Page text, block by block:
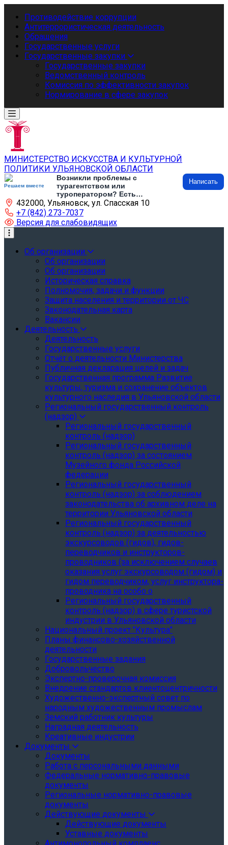
Противодействие коррупции
Антитеррористическая деятельность
Обращения
Государственные услуги
Государственные закупки
Государственные закупки
Ведомственный контроль
Комиссия по эффективности закупок
Нормирование в сфере закупок
МИНИСТЕРСТВО ИСКУССТВА И КУЛЬТУРНОЙ
ПОЛИТИКИ УЛЬЯНОВСКОЙ ОБЛАСТИ
Решаем вместе
Возникли проблемы с
турагентством или
туроператором? Есть
предложения по развитию
туризма и туристической
инфраструктуры? Напишите об
этом
Написать
432000, Ульяновск, ул. Спасская 10
+7 (842) 273-7037
Версия для слабовидящих
Об организации
Об организации
Об организации
Историческая справка
Полномочия, задачи и функции
Защита населения и территории от ЧС
Законодательная карта
Вакансии
Деятельность
Деятельность
Государственные услуги
Отчёт о деятельности Министерства
Публичная декларация целей и задач
Государственная программа Развитие
культуры, туризма и сохранение объектов
культурного наследия в Ульяновской области
Региональный государственный контроль
(надзор)
Региональный государственный
контроль (надзор)
Региональный государственный
контроль (надзор) за состоянием
Музейного фонда Российской
федерации
Региональный государственный
контроль (надзор) за соблюдением
законодательства об архивном деле на
территории Ульяновской области
Региональный государственный
контроль (надзор) за деятельностью
экскурсоводов (гидов), гидов-
переводчиков и инструкторов-
проводников (за исключением случаев
оказания услуг экскурсоводом (гидом) и
гидом переводчиком, услуг инструктора-
проводника на особо о
Региональный государственный
контроль (надзор) в сфере туристской
индустрии в Ульяновской области
Национальный проект "Культура"
Планы финансово-хозяйственной
деятельности
Государственные задания
Добровольчество
Экспертно-проверочная комиссия
Внедрение стандартов клиентоцентричности
Художественно-экспертный совет по
народным художественным промыслам
Земский работник культуры
Наградная деятельность
Креативные индустрии
Документы
Документы
Работа с персональными данными
Федеральные нормативно-правовые
документы
Региональные нормативно-правовые
документы
Действующие документы
Действующие документы
Уставные документы